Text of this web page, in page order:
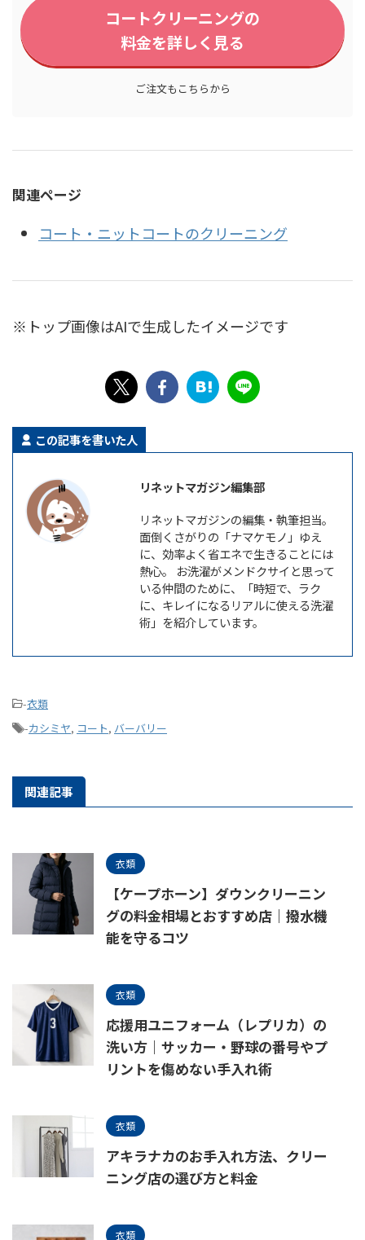
コートクリーニングの
料金を詳しく見る
ご注文もこちらから
関連ページ
コート・ニットコートのクリーニング
※トップ画像はAIで生成したイメージです
この記事を書いた人
リネットマガジン編集部
リネットマガジンの編集・執筆担当。
面倒くさがりの「ナマケモノ」ゆえ
に、効率よく省エネで生きることには
熱心。 お洗濯がメンドクサイと思って
いる仲間のために、「時短で、ラク
に、キレイになるリアルに使える洗濯
術」を紹介しています。
-衣類
-カシミヤ, コート, バーバリー
関連記事
衣類
【ケープホーン】ダウンクリーニン
グの料金相場とおすすめ店｜撥水機
能を守るコツ
衣類
応援用ユニフォーム（レプリカ）の
洗い方｜サッカー・野球の番号やプ
リントを傷めない手入れ術
衣類
アキラナカのお手入れ方法、クリー
ニング店の選び方と料金
衣類